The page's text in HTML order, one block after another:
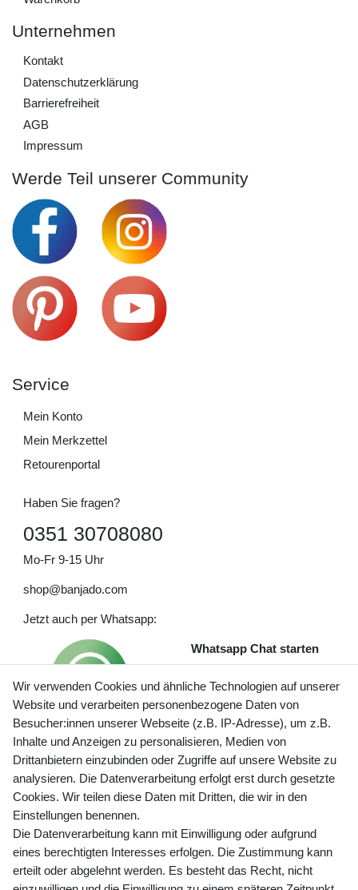
Unternehmen
Kontakt
Daten­schutz­erklärung
Barrierefreiheit
AGB
Impressum
Werde Teil unserer Community
Service
Mein Konto
Mein Merkzettel
Retourenportal
Haben Sie fragen?
0351 30708080
Mo-Fr 9-15 Uhr
shop@banjado.com
Jetzt auch per Whatsapp:
Whatsapp Chat starten
Preisangaben inkl. gesetzl. MwSt. und zzgl. Service- und
Versandkosten
Newsletter Anmeldung - Keine Angebote
mehr verpassen!
Wir verwenden Cookies und ähnliche Technologien auf unserer
Website und verarbeiten personenbezogene Daten von
Besucher:innen unserer Webseite (z.B. IP-Adresse), um z.B.
Inhalte und Anzeigen zu personalisieren, Medien von
Drittanbietern einzubinden oder Zugriffe auf unsere Website zu
analysieren. Die Datenverarbeitung erfolgt erst durch gesetzte
Cookies. Wir teilen diese Daten mit Dritten, die wir in den
Einstellungen benennen.
Die Datenverarbeitung kann mit Einwilligung oder aufgrund
eines berechtigten Interesses erfolgen. Die Zustimmung kann
erteilt oder abgelehnt werden. Es besteht das Recht, nicht